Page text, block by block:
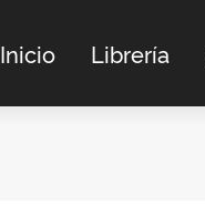
Inicio Librería